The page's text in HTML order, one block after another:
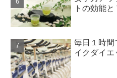
トの効能
毎日１時間
イクダイエ